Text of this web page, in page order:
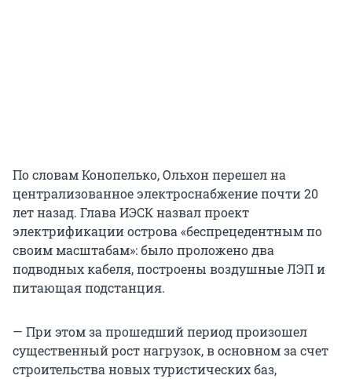
По словам Конопелько, Ольхон перешел на
централизованное электроснабжение почти 20
лет назад. Глава ИЭСК назвал проект
электрификации острова «беспрецедентным по
своим масштабам»: было проложено два
подводных кабеля, построены воздушные ЛЭП и
питающая подстанция.
— При этом за прошедший период произошел
существенный рост нагрузок, в основном за счет
строительства новых туристических баз,